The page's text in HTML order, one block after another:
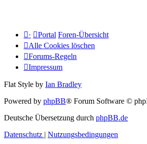
· Portal Foren-Übersicht
Alle Cookies löschen
Forums-Regeln
Impressum
Flat Style by Ian Bradley
Powered by phpBB® Forum Software ©
Deutsche Übersetzung durch phpBB.de
Datenschutz
Nutzungsbedingungen